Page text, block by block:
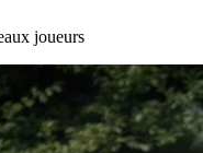
joueurs